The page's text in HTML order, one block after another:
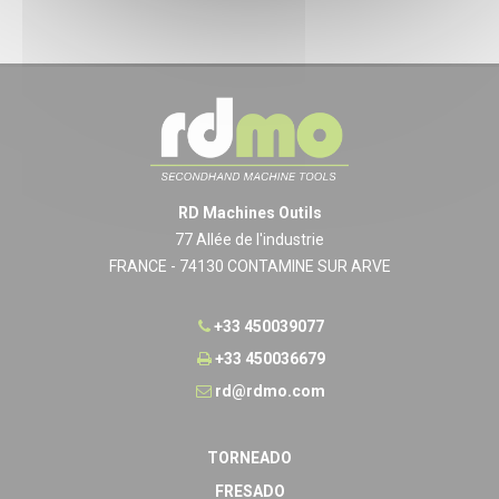
RD Machines Outils
77 Allée de l'industrie
FRANCE - 74130 CONTAMINE SUR ARVE
+33 450039077
+33 450036679
rd@rdmo.com
TORNEADO
FRESADO